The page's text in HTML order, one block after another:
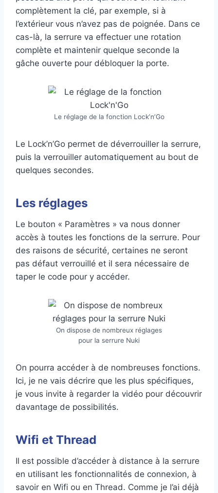
complètement la clé, par exemple, si à
l’extérieur vous n’avez pas de poignée. Dans ce
cas-là, la serrure va effectuer une rotation
complète et maintenir quelque seconde la
gâche ouverte pour débloquer la porte.
Le réglage de la fonction Lock’n’Go
Le Lock’n’Go permet de déverrouiller la serrure,
puis la verrouiller automatiquement au bout de
quelques secondes.
Les réglages
Le bouton « Paramètres » va nous donner
accès à toutes les fonctions de la serrure. Pour
des raisons de sécurité, certaines ne seront
pas défaut verrouillé et il sera nécessaire de
taper le code pour y accéder.
On dispose de nombreux réglages
pour la serrure Nuki
On pourra accéder à de nombreuses fonctions.
Ici, je ne vais décrire que les plus spécifiques,
je vous invite à regarder la vidéo pour découvrir
davantage de possibilités.
Wifi et Thread
Il est possible d’accéder à distance à la serrure
en utilisant les fonctionnalités de connexion, à
savoir en Wifi ou en Thread. Comme je l’ai déjà